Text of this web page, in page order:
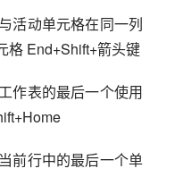
活动单元格在同一列
格 End+Shift+箭头键
作表的最后一个使用
前行中的最后一个单